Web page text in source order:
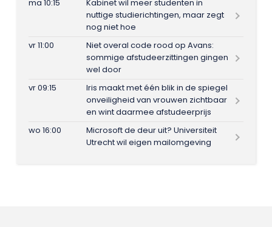
ma 10:15
Kabinet wil meer studenten in
nuttige studierichtingen, maar zegt
nog niet hoe
vr 11:00
Niet overal code rood op Avans:
sommige afstudeerzittingen gingen
wel door
vr 09:15
Iris maakt met één blik in de spiegel
onveiligheid van vrouwen zichtbaar
en wint daarmee afstudeerprijs
wo 16:00
Microsoft de deur uit? Universiteit
Utrecht wil eigen mailomgeving